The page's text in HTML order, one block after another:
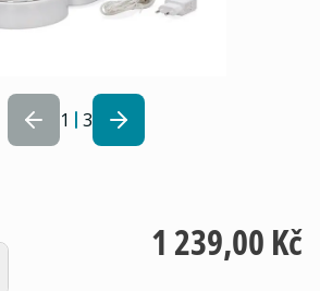
1 3
1 239,00 Kč